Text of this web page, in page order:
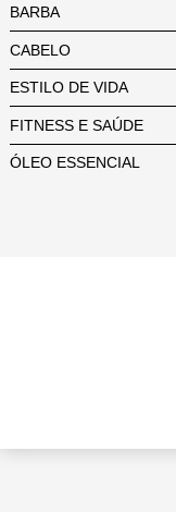
BARBA
CABELO
ESTILO DE VIDA
FITNESS E SAÚDE
ÓLEO ESSENCIAL